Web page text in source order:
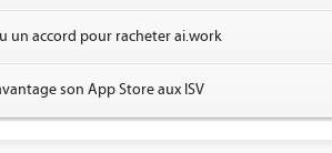
un accord pour racheter ai.work
son App Store aux ISV